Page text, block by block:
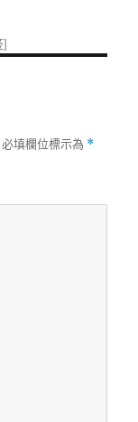
]
必填欄位標示為 *